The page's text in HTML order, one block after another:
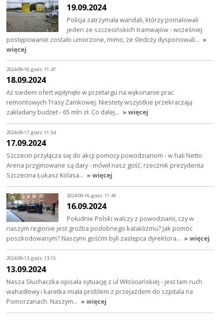
19.09.2024
Policja zatrzymała wandali, którzy pomalowali
jeden ze szczecińskich tramwajów - wcześniej
postępowanie zostało umorzone, mimo, że śledczy dysponowali… »
więcej
2024-09-18, godz. 11:47
18.09.2024
Aż siedem ofert wpłynęło w przetargu na wykonanie prac
remontowych Trasy Zamkowej. Niestety wszystkie przekraczają
zakładany budżet - 65 mln zł. Co dalej… » więcej
2024-09-17, godz. 11:54
17.09.2024
Szczecin przyłącza się do akcji pomocy powodzianom - w hali Netto
Arena przyjmowane są dary - mówił nasz gość, rzecznik prezydenta
Szczecina Łukasz Kolasa… » więcej
2024-09-16, godz. 11:45
16.09.2024
Południe Polski walczy z powodziami, czy w
naszym regionie jest groźba podobnego kataklizmu? Jak pomóc
poszkodowanym? Naszymi gośćmi byli zastępca dyrektora… » więcej
2024-09-13, godz. 13:15
13.09.2024
Nasza Słuchaczka opisała sytuację z ul Włościańskiej - jest tam ruch
wahadłowy i karetka miała problem z przejazdem do szpitala na
Pomorzanach. Naszym… » więcej